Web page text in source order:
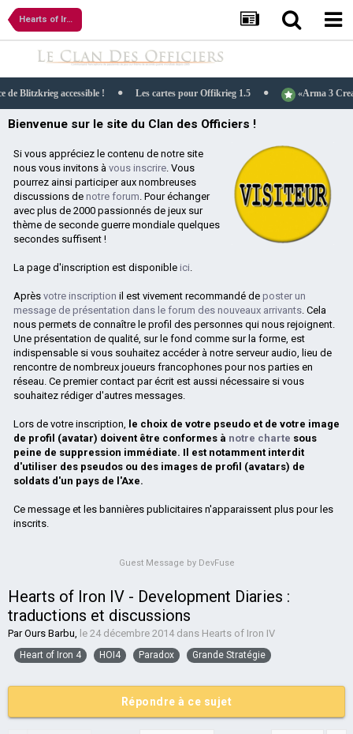
Hearts of Iron IV
accessible ! Les cartes pour Offikrieg 1.5 «Arma 3 Creator DLC»
Bienvenue sur le site du Clan des Officiers !
Si vous appréciez le contenu de notre site
nous vous invitons à vous inscrire. Vous
pourrez ainsi participer aux nombreuses
discussions de notre forum. Pour échanger
avec plus de 2000 passionnés de jeux sur
thème de seconde guerre mondiale quelques
secondes suffisent !
La page d'inscription est disponible ici.
Après votre inscription il est vivement recommandé de poster un
message de présentation dans le forum des nouveaux arrivants. Cela
nous permets de connaître le profil des personnes qui nous rejoignent.
Une présentation de qualité, sur le fond comme sur la forme, est
indispensable si vous souhaitez accéder à notre serveur audio, lieu de
rencontre de nombreux joueurs francophones pour nos parties en
réseau. Ce premier contact par écrit est aussi nécessaire si vous
souhaitez rédiger d'autres messages.
Lors de votre inscription, le choix de votre pseudo et de votre image
de profil (avatar) doivent être conformes à notre charte sous
peine de suppression immédiate. Il est notamment interdit
d'utiliser des pseudos ou des images de profil (avatars) de
soldats d'un pays de l'Axe.
Ce message et les bannières publicitaires n'apparaissent plus pour les
inscrits.
Guest Message by DevFuse
Hearts of Iron IV - Development Diaries :
traductions et discussions
ParOurs Barbu, le 24 décembre 2014dans Hearts of Iron IV
Heart of Iron 4 HOI4 Paradox Grande Stratégie
Répondre à ce sujet